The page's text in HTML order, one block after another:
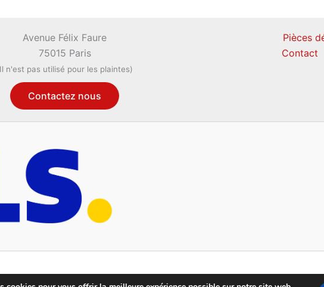
Avenue Félix Faure
75015 Paris
n'est pas utilisé pour les plaintes)
Contactez nous
Pièces
Contact
Copyright © 2026 CM Pièces